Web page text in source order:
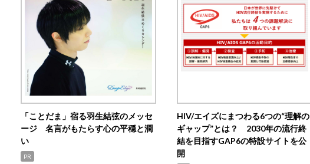
「ことだま」宿る羽生結弦のメッセ
ージ 名言がもたらす心の平穏と潤
い
PR
HIV/エイズにまつわる6つの“理解の
ギャップ”とは？ 2030年の流行終
結を目指すGAP6の特設サイトを公
開